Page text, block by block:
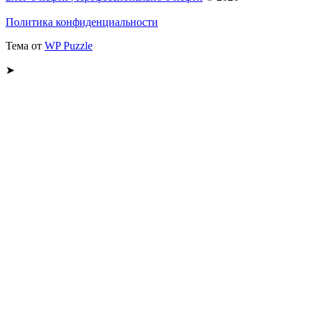
Политика конфиденциальности
Тема от WP Puzzle
➤